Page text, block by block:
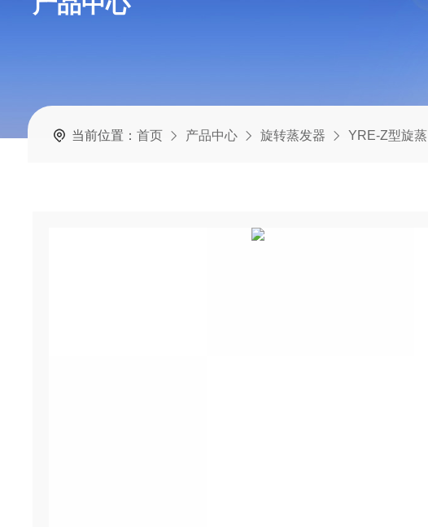
当前位置： 首页 产品中心 旋转蒸发器 YRE-Z型旋蒸